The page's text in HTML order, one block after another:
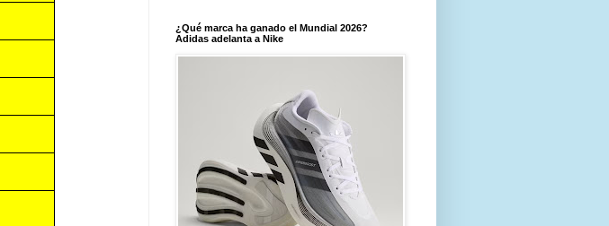
¿Qué marca ha ganado el Mundial 2026?
Adidas adelanta a Nike